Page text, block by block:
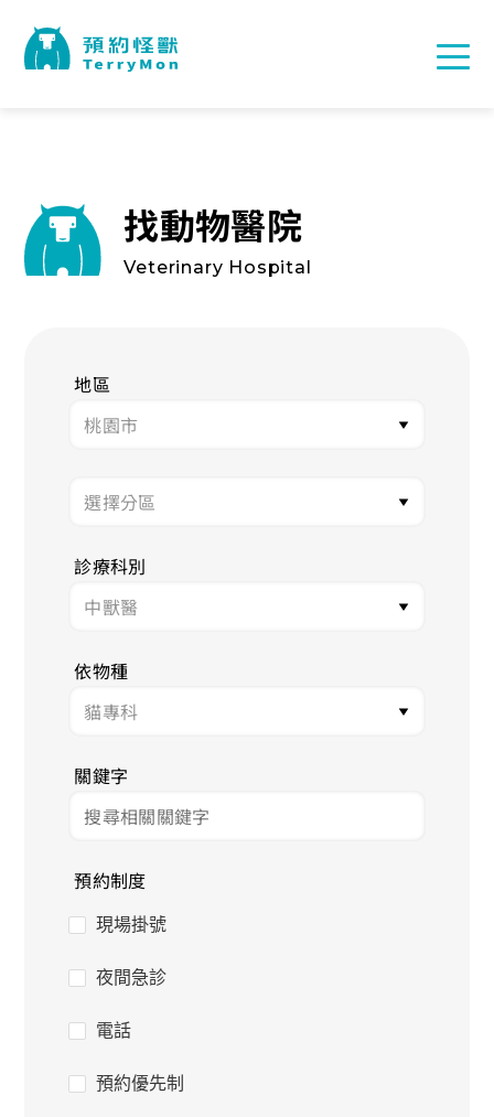
找動物醫院
Veterinary Hospital
地區
診療科別
依物種
關鍵字
預約制度
現場掛號
夜間急診
電話
預約優先制